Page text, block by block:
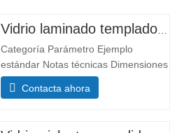
Categoría Parámetro Ejemplo
estándar Notas técnicas Dimensiones
Tamaño mínimo 300×300 mm La
mayoría de los tamaños
Contacta ahora